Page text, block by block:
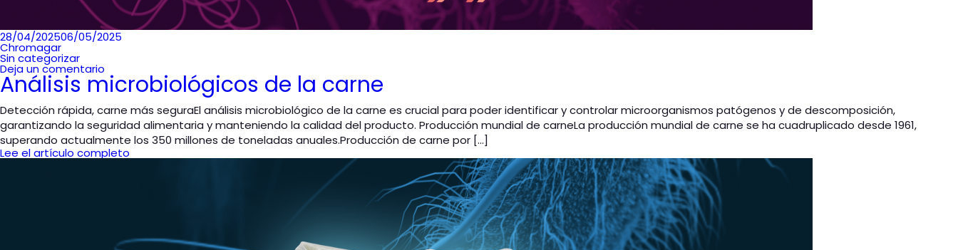
Publicado
en
28/04/202506/05/2025
Chromagar
Sin categorizar
Deja un comentario
Análisis microbiológicos de la carne
Detección rápida, carne más seguraEl análisis microbiológico de la carne es crucial para poder identificar y controlar microorganismos patógenos y de descomposición,
garantizando la seguridad alimentaria y manteniendo la calidad del producto. Producción mundial de carneLa producción mundial de carne se ha cuadruplicado desde 1961,
superando actualmente los 350 millones de toneladas anuales.Producción de carne por […]
Lee el artículo completo